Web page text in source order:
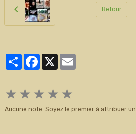
Retour
PartagerFacebook
★ ★ ★ ★ ★
Aucune note. Soyez le premier à attribuer